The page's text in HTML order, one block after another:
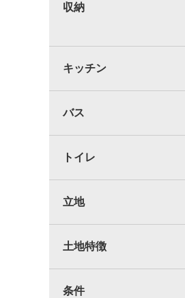
収納
キッチン
バス
トイレ
立地
土地特徴
条件